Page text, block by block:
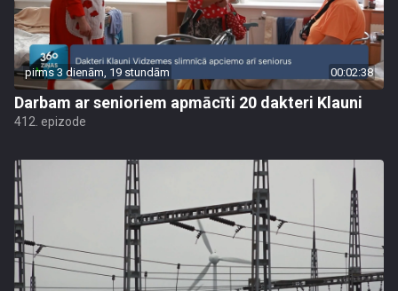
pirms 3 dienām, 19 stundām 00:02:38
Darbam ar senioriem apmācīti 20 dakteri Klauni
412. epizode